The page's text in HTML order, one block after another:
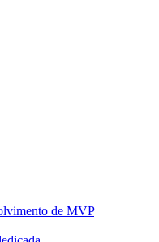
de MVP